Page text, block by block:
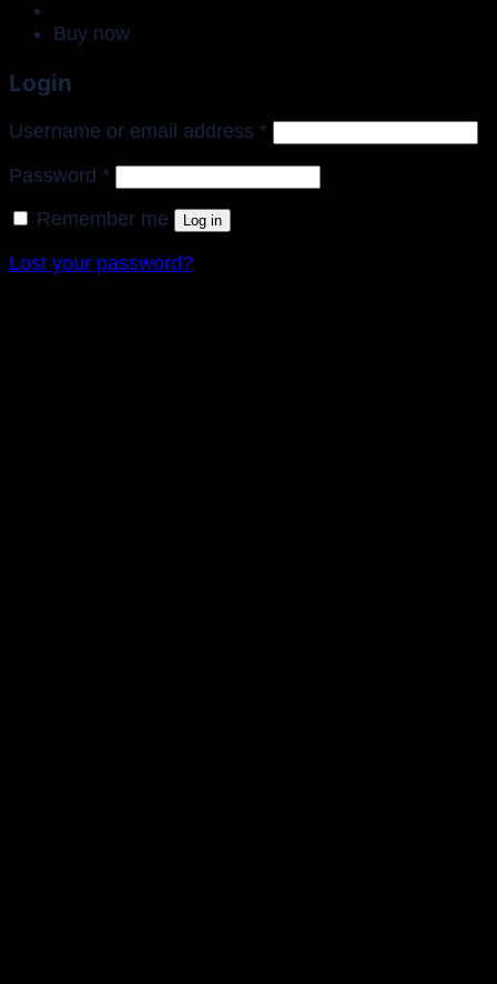
Buy now
Login
Username or email address *Required
Password *Required
Remember me Log in
Lost your password?